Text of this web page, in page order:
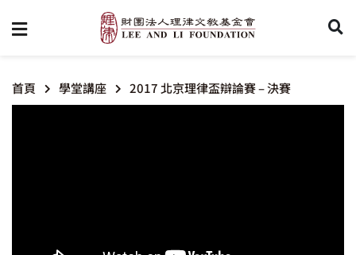
首頁 學堂講座 2017 北京理律盃辯論賽 – 決賽